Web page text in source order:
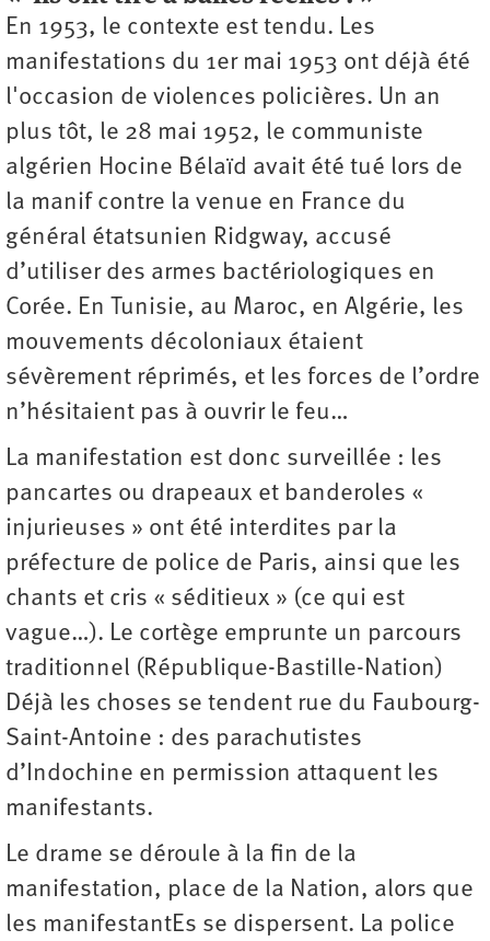
En 1953, le contexte est tendu. Les
manifestations du 1er mai 1953 ont déjà été
l'occasion de violences policières. Un an
plus tôt, le 28 mai 1952, le communiste
algérien Hocine Bélaïd avait été tué lors de
la manif contre la venue en France du
général étatsunien Ridgway, accusé
d’utiliser des armes bactériologiques en
Corée. En Tunisie, au Maroc, en Algérie, les
mouvements décoloniaux étaient
sévèrement réprimés, et les forces de l’ordre
n’hésitaient pas à ouvrir le feu…
La manifestation est donc surveillée : les
pancartes ou drapeaux et banderoles «
injurieuses » ont été interdites par la
préfecture de police de Paris, ainsi que les
chants et cris « séditieux » (ce qui est
vague…). Le cortège emprunte un parcours
traditionnel (République-Bastille-Nation)
Déjà les choses se tendent rue du Faubourg-
Saint-Antoine : des parachutistes
d’Indochine en permission attaquent les
manifestants.
Le drame se déroule à la fin de la
manifestation, place de la Nation, alors que
les manifestantEs se dispersent. La police